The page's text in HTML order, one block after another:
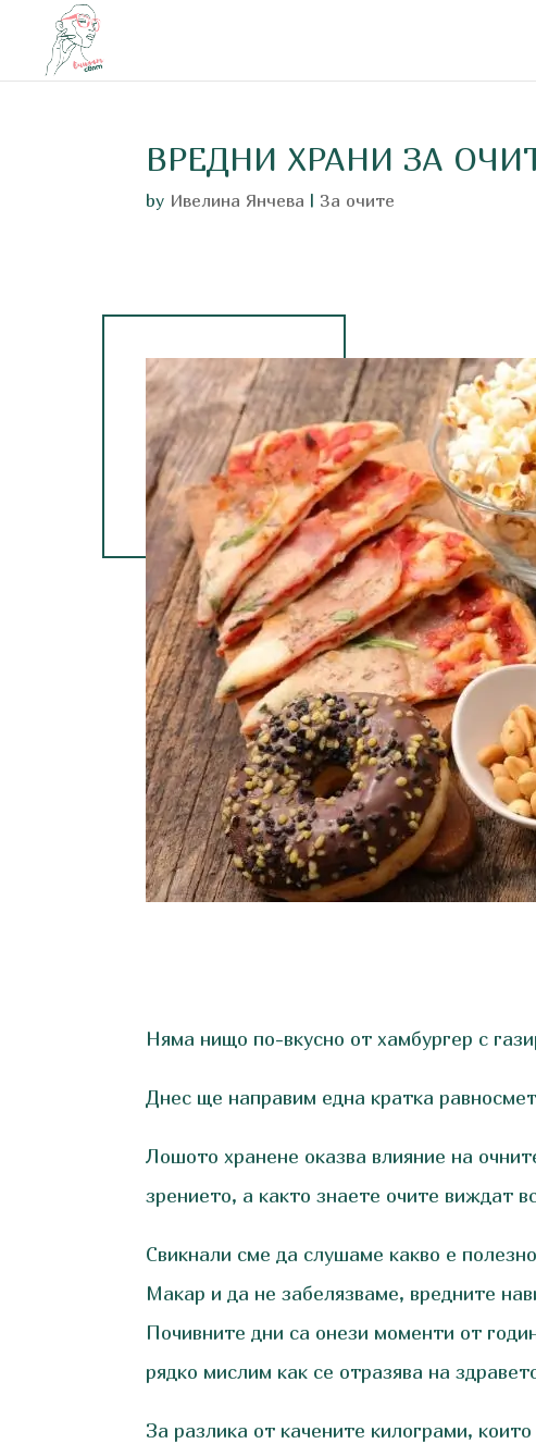
ВРЕДНИ ХРАНИ ЗА
by Ивелина Янчева | За очите
Няма нищо по-вкусно от хамбургер с
Днес ще направим една кратка
Лошото хранене оказва влияние на
зрението, а както знаете очите виждат
Свикнали сме да слушаме какво е
Макар и да не забелязваме, вредните
Почивните дни са онези моменти от
рядко мислим как се отразява на
За разлика от качените килограми,